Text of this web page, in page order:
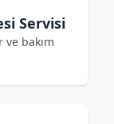
Servisi
bakım